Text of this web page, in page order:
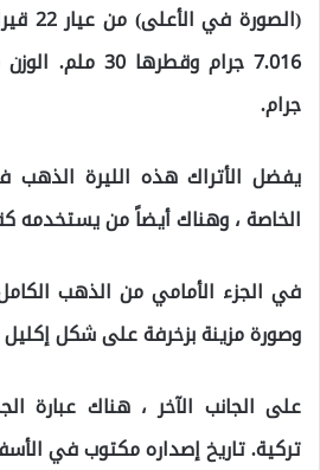
جرام.
يفضل الأتراك هذه الليرة الذهب
الخاصة ، وهناك أيضاً من يستخدمه
في الجزء الأمامي من الذهب
وصورة مزينة بزخرفة على شكل إكليل
على الجانب الآخر ، هناك عبارة
تركية. تاريخ إصداره مكتوب في